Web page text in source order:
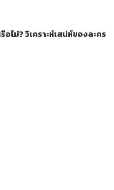
ไม่? วิเคราะห์เสน่ห์ของละคร